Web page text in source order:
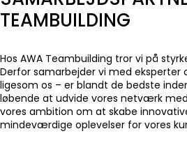
TEAMBUILDING
Hos AWA Teambuilding tror vi på
Derfor samarbejder vi med eksperter
ligesom os – er blandt de bedste
løbende at udvide vores netværk
vores ambition om at skabe
mindeværdige oplevelser for vores